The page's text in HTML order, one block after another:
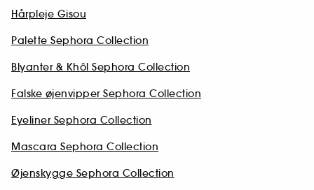
Hårpleje Gisou
Palette Sephora Collection
Blyanter & Khôl Sephora Collection
Falske øjenvipper Sephora Collection
Eyeliner Sephora Collection
Mascara Sephora Collection
Øjenskygge Sephora Collection